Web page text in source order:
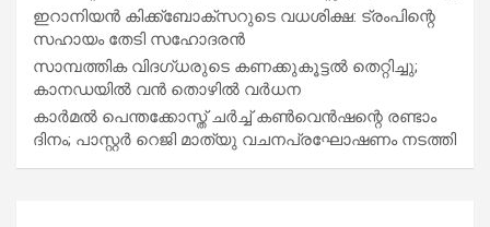
ഇറാനിയൻ കിക്ക്ബോക്സറുടെ വധശിക്ഷ: ട്രംപിന്റെ
സഹായം തേടി സഹോദരൻ
സാമ്പത്തിക വിദഗ്ധരുടെ കണക്കുകൂട്ടൽ തെറ്റിച്ചു;
കാനഡയിൽ വൻ തൊഴിൽ വർധന
കാർമൽ പെന്തക്കോസ്ത് ചർച്ച് കൺവെൻഷന്റെ രണ്ടാം
ദിനം; പാസ്റ്റർ റെജി മാത്യു വചനപ്രഘോഷണം നടത്തി